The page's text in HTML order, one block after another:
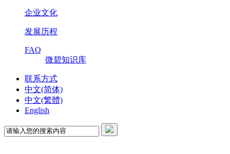
企业文化
发展历程
FAQ
微碧知识库
联系方式
中文(简体)
中文(繁體)
English